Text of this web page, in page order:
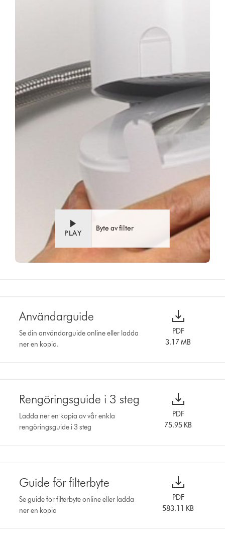
PLAY
Byte av filter
Användarguide
Se din användarguide online eller ladda
ner en kopia.
PDF
3.17 MB
Rengöringsguide i 3 steg
Ladda ner en kopia av vår enkla
rengöringsguide i 3 steg
PDF
75.95 KB
Guide för filterbyte
Se guide för filterbyte online eller ladda
ner en kopia
PDF
583.11 KB